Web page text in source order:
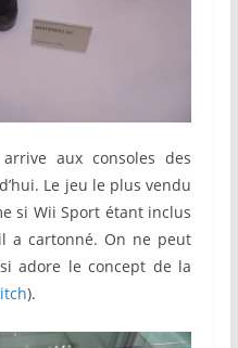
aux consoles des
Le jeu le plus vendu
si Wii Sport étant inclus
a cartonné. On ne peut
adore le concept de la
).